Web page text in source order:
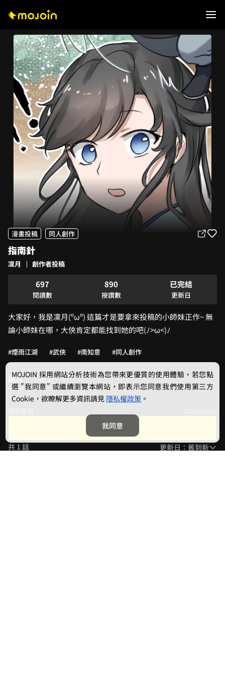
漫畫投稿 同人創作
指南針
凜月 創作者投稿
0
1
2
4
5
6
7
8
9
0
1
2
3
4
5
7
8
9
0
1
2
3
5
6
7
8
9
閱讀數
0
1
7
8
9
0
1
2
8
90
1
2
3
4
6
7
8
9
按讚數
已完結
更新日
大家好，我是凜月(ºωº) 這篇才是要拿來投稿的小師妹正作~ 無
論小師妹在哪，大俠肯定都能找到她的吧(ﾉ>ω<)ﾉ
#煙雨江湖 #武俠 #南知意 #同人創作
話次 留言
共 1 話 更新日：舊到新
開始閱讀
MOJOIN 採用網站分析技術為您帶來更優質的使用體驗，若您點
選 "我同意" 或繼續瀏覽本網站，即表示您同意我們使用第三方
Cookie，欲瞭解更多資訊請見 隱私權政策 。
我同意